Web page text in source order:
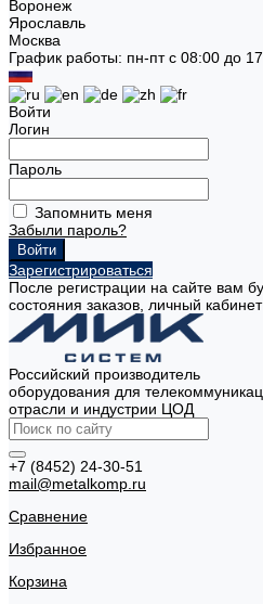
Воронеж
Ярославль
Москва
График работы: пн-пт с 08:00 до
Войти
Логин
Пароль
Запомнить меня
Забыли пароль?
Зарегистрироваться
После регистрации на сайте вам
состояния заказов, личный
Российский производитель
оборудования для
отрасли и индустрии ЦОД
+7 (8452) 24-30-51
mail@metalkomp.ru
Сравнение
Избранное
Корзина